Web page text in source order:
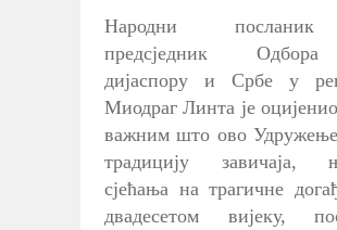
Народни
предсједник
дијаспору и Србе у
Миодраг Линта је
важним што ово
традицију завичаја,
сјећања на трагичне
двадесетом вијеку,